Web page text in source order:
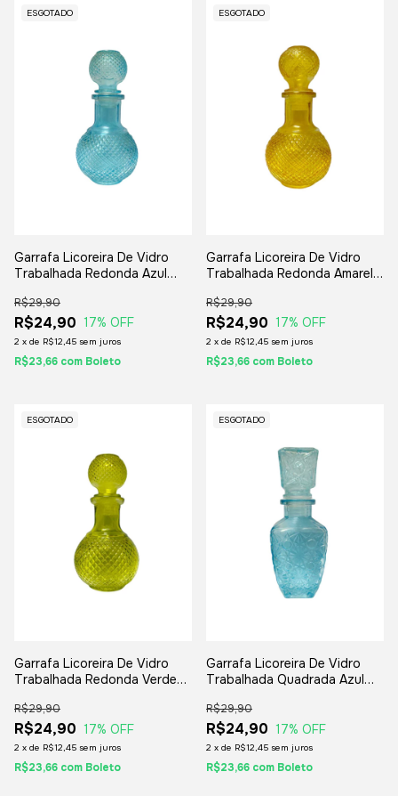
ESGOTADO
Garrafa Licoreira De Vidro
Trabalhada Redonda Azul
Bebidas
R$24,90
R$29,90
17% OFF
2 x de R$12,45 sem juros
R$23,66 com Boleto
ESGOTADO
Garrafa Licoreira De Vidro
Trabalhada Redonda Amarela
Bebidas
R$24,90
R$29,90
17% OFF
2 x de R$12,45 sem juros
R$23,66 com Boleto
ESGOTADO
Garrafa Licoreira De Vidro
Trabalhada Redonda Verde
Bebidas
R$24,90
R$29,90
17% OFF
2 x de R$12,45 sem juros
R$23,66 com Boleto
ESGOTADO
Garrafa Licoreira De Vidro
Trabalhada Quadrada Azul
Bebidas
R$24,90
R$29,90
17% OFF
2 x de R$12,45 sem juros
R$23,66 com Boleto